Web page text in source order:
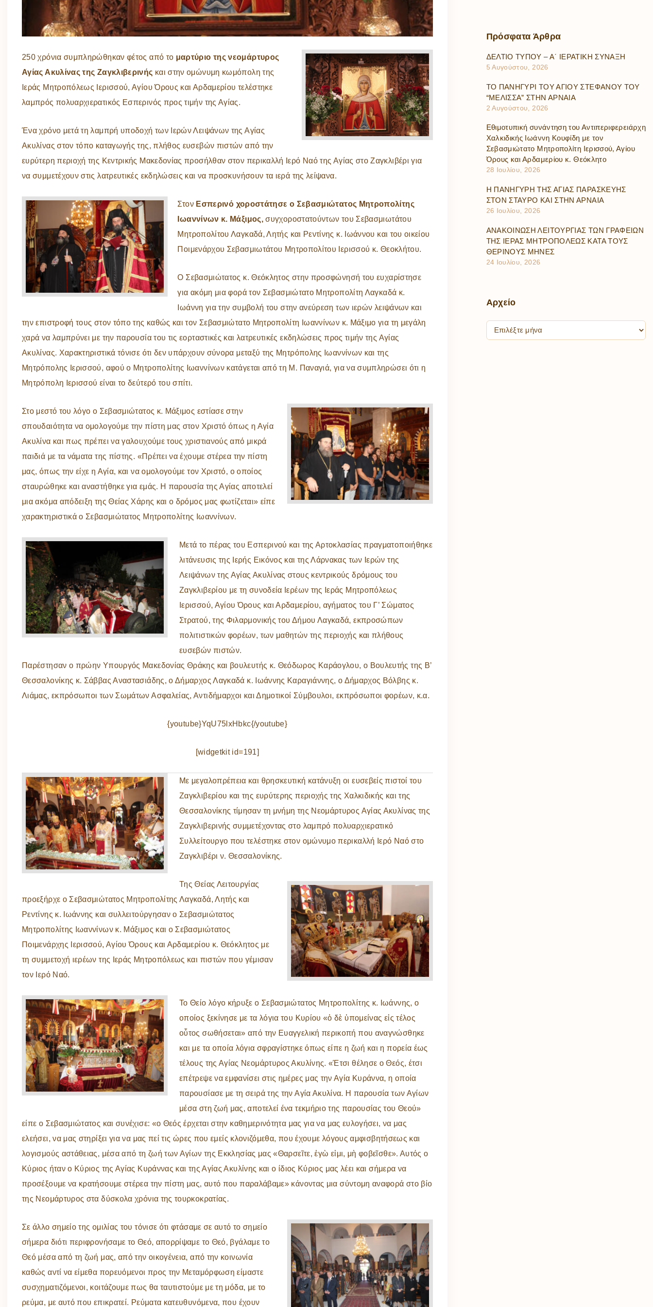
250 χρόνια συμπληρώθηκαν φέτος από το μαρτύριο της νεομάρτυρος
Αγίας Ακυλίνας της Ζαγκλιβερινής και στην ομώνυμη κωμόπολη της
Ιεράς Μητροπόλεως Ιερισσού, Αγίου Όρους και Αρδαμερίου τελέστηκε
λαμπρός πολυαρχιερατικός Εσπερινός προς τιμήν της Αγίας.
Ένα χρόνο μετά τη λαμπρή υποδοχή των Ιερών Λειψάνων της Αγίας
Ακυλίνας στον τόπο καταγωγής της, πλήθος ευσεβών πιστών από την
ευρύτερη περιοχή της Κεντρικής Μακεδονίας προσήλθαν στον περικαλλή Ιερό Ναό της Αγίας στο Ζαγκλιβέρι για
να συμμετέχουν στις λατρευτικές εκδηλώσεις και να προσκυνήσουν τα ιερά της λείψανα.
ΣτονΕσπερινό χοροστάτησε ο Σεβασμιώτατος Μητροπολίτης
Ιωαννίνων κ. Μάξιμος, συγχοροστατούντων του Σεβασμιωτάτου
Μητροπολίτου Λαγκαδά, Λητής και Ρεντίνης κ. Ιωάννου και του οικείου
Ποιμενάρχου Σεβασμιωτάτου Μητροπολίτου Ιερισσού κ. Θεοκλήτου.
Ο Σεβασμιώτατος κ. Θεόκλητος στην προσφώνησή του ευχαρίστησε
για ακόμη μια φορά τον Σεβασμιώτατο Μητροπολίτη Λαγκαδά κ.
Ιωάννη για την συμβολή του στην ανεύρεση των ιερών λειψάνων και
την επιστροφή τους στον τόπο της καθώς και τον Σεβασμιώτατο Μητροπολίτη Ιωαννίνων κ. Μάξιμο για τη μεγάλη
χαρά να λαμπρύνει με την παρουσία του τις εορταστικές και λατρευτικές εκδηλώσεις προς τιμήν της Αγίας
Ακυλίνας. Χαρακτηριστικά τόνισε ότι δεν υπάρχουν σύνορα μεταξύ της Μητρόπολης Ιωαννίνων και της
Μητρόπολης Ιερισσού, αφού ο Μητροπολίτης Ιωαννίνων κατάγεται από τη Μ. Παναγιά, για να συμπληρώσει ότι η
Μητρόπολη Ιερισσού είναι το δεύτερό του σπίτι.
Στο μεστό του λόγο ο Σεβασμιώτατος κ. Μάξιμος εστίασε στην
σπουδαιότητα να ομολογούμε την πίστη μας στον Χριστό όπως η Αγία
Ακυλίνα και πως πρέπει να γαλουχούμε τους χριστιανούς από μικρά
παιδιά με τα νάματα της πίστης. «Πρέπει να έχουμε στέρεα την πίστη
μας, όπως την είχε η Αγία, και να ομολογούμε τον Χριστό, ο οποίος
σταυρώθηκε και αναστήθηκε για εμάς. Η παρουσία της Αγίας αποτελεί
μια ακόμα απόδειξη της Θείας Χάρης και ο δρόμος μας φωτίζεται» είπε
χαρακτηριστικά ο Σεβασμιώτατος Μητροπολίτης Ιωαννίνων.
Μετά το πέρας του Εσπερινού και της Αρτοκλασίας πραγματοποιήθηκε
λιτάνευσις της Ιερής Εικόνος και της Λάρνακας των Ιερών της
Λειψάνων της Αγίας Ακυλίνας στους κεντρικούς δρόμους του
Ζαγκλιβερίου με τη συνοδεία Ιερέων της Ιεράς Μητροπόλεως
Ιερισσού, Αγίου Όρους και Αρδαμερίου, αγήματος του Γ’ Σώματος
Στρατού, της Φιλαρμονικής του Δήμου Λαγκαδά, εκπροσώπων
πολιτιστικών φορέων, των μαθητών της περιοχής και πλήθους
ευσεβών πιστών.
Παρέστησαν ο πρώην Υπουργός Μακεδονίας Θράκης και βουλευτής κ. Θεόδωρος Καράογλου, ο Βουλευτής της Β’
Θεσσαλονίκης κ. Σάββας Αναστασιάδης, ο Δήμαρχος Λαγκαδά κ. Ιωάννης Καραγιάννης, ο Δήμαρχος Βόλβης κ.
Λιάμας, εκπρόσωποι των Σωμάτων Ασφαλείας, Αντιδήμαρχοι και Δημοτικοί Σύμβουλοι, εκπρόσωποι φορέων, κ.α.
{youtube}YqU75lxHbkc{/youtube}
[widgetkit id=191]
Με μεγαλοπρέπεια και θρησκευτική κατάνυξη οι ευσεβείς πιστοί του
Ζαγκλιβερίου και της ευρύτερης περιοχής της Χαλκιδικής και της
Θεσσαλονίκης τίμησαν τη μνήμη της Νεομάρτυρος Αγίας Ακυλίνας της
Ζαγκλιβερινής συμμετέχοντας στο λαμπρό πολυαρχιερατικό
Συλλείτουργο που τελέστηκε στον ομώνυμο περικαλλή Ιερό Ναό στο
Ζαγκλιβέρι ν. Θεσσαλονίκης.
Της Θείας Λειτουργίας
προεξήρχε ο Σεβασμιώτατος Μητροπολίτης Λαγκαδά, Λητής και
Ρεντίνης κ. Ιωάννης και συλλειτούργησαν ο Σεβασμιώτατος
Μητροπολίτης Ιωαννίνων κ. Μάξιμος και ο Σεβασμιώτατος
Ποιμενάρχης Ιερισσού, Αγίου Όρους και Αρδαμερίου κ. Θεόκλητος με
τη συμμετοχή ιερέων της Ιεράς Μητροπόλεως και πιστών που γέμισαν
τον Ιερό Ναό.
Το Θείο λόγο κήρυξε ο Σεβασμιώτατος Μητροπολίτης κ. Ιωάννης, ο
οποίος ξεκίνησε με τα λόγια του Κυρίου «ὁ δὲ ὑπομείνας εἰς τέλος
οὗτος σωθήσεται» από την Ευαγγελική περικοπή που αναγνώσθηκε
και με τα οποία λόγια σφραγίστηκε όπως είπε η ζωή και η πορεία έως
τέλους της Αγίας Νεομάρτυρος Ακυλίνης. «Έτσι θέλησε ο Θεός, έτσι
επέτρεψε να εμφανίσει στις ημέρες μας την Αγία Κυράννα, η οποία
παρουσίασε με τη σειρά της την Αγία Ακυλίνα. Η παρουσία των Αγίων
μέσα στη ζωή μας, αποτελεί ένα τεκμήριο της παρουσίας του Θεού»
είπε ο Σεβασμιώτατος και συνέχισε: «ο Θεός έρχεται στην καθημερινότητα μας για να μας ευλογήσει, να μας
ελεήσει, να μας στηρίξει για να μας πεί τις ώρες που εμείς κλονιζόμεθα, που έχουμε λόγους αμφισβητήσεως και
λογισμούς αστάθειας, μέσα από τη ζωή των Αγίων της Εκκλησίας μας «Θαρσεῖτε, ἐγὼ εἰμι, μὴ φοβεῖσθε». Αυτός ο
Κύριος ήταν ο Κύριος της Αγίας Κυράννας και της Αγίας Ακυλίνης και ο ίδιος Κύριος μας λέει και σήμερα να
προσέξουμε να κρατήσουμε στέρεα την πίστη μας, αυτό που παραλάβαμε» κάνοντας μια σύντομη αναφορά στο βίο
της Νεομάρτυρος στα δύσκολα χρόνια της τουρκοκρατίας.
Σε άλλο σημείο της ομιλίας του τόνισε ότι φτάσαμε σε αυτό το σημείο
σήμερα διότι περιφρονήσαμε το Θεό, απορρίψαμε το Θεό, βγάλαμε το
Θεό μέσα από τη ζωή μας, από την οικογένεια, από την κοινωνία
καθώς αντί να είμεθα πορευόμενοι προς την Μεταμόρφωση είμαστε
συσχηματιζόμενοι, κοιτάζουμε πως θα ταυτιστούμε με τη μόδα, με το
ρεύμα, με αυτό που επικρατεί. Ρεύματα κατευθυνόμενα, που έχουν
Πρόσφατα Άρθρα
ΔΕΛΤΙΟ ΤΥΠΟΥ – Α΄ ΙΕΡΑΤΙΚΗ ΣΥΝΑΞΗ
5 Αυγούστου, 2026
ΤΟ ΠΑΝΗΓΥΡΙ ΤΟΥ ΑΓΙΟΥ ΣΤΕΦΑΝΟΥ ΤΟΥ
“ΜΕΛΙΣΣΑ” ΣΤΗΝ ΑΡΝΑΙΑ
2 Αυγούστου, 2026
Εθιμοτυπική συνάντηση του Αντιπεριφερειάρχη
Χαλκιδικής Ιωάννη Κουφίδη με τον
Σεβασμιώτατο Μητροπολίτη Ιερισσού, Αγίου
Όρους και Αρδαμερίου κ. Θεόκλητο
28 Ιουλίου, 2026
Η ΠΑΝΗΓΥΡΗ ΤΗΣ ΑΓΙΑΣ ΠΑΡΑΣΚΕΥΗΣ
ΣΤΟΝ ΣΤΑΥΡΟ ΚΑΙ ΣΤΗΝ ΑΡΝΑΙΑ
26 Ιουλίου, 2026
ΑΝΑΚΟΙΝΩΣΗ ΛΕΙΤΟΥΡΓΙΑΣ ΤΩΝ ΓΡΑΦΕΙΩΝ
ΤΗΣ ΙΕΡΑΣ ΜΗΤΡΟΠΟΛΕΩΣ ΚΑΤΑ ΤΟΥΣ
ΘΕΡΙΝΟΥΣ ΜΗΝΕΣ
24 Ιουλίου, 2026
Αρχείο